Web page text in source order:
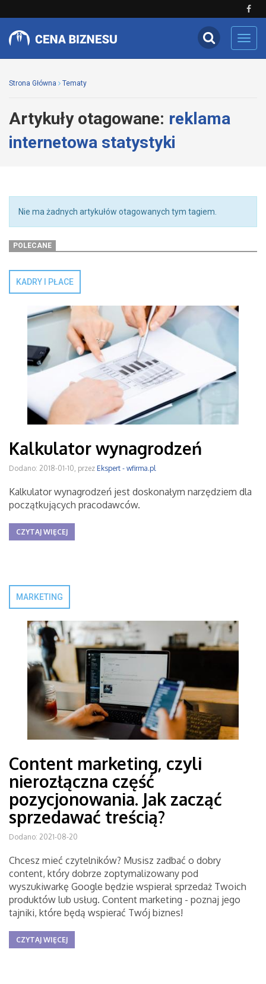
Strona Główna Tematy
Artykuły otagowane: reklama
internetowa statystyki
Nie ma żadnych artykułów otagowanych tym tagiem.
POLECANE
KADRY I PŁACE
Kalkulator wynagrodzeń
Dodano: 2018-01-10, przez Ekspert - wfirma.pl
Kalkulator wynagrodzeń jest doskonałym narzędziem dla
początkujących pracodawców.
CZYTAJ WIĘCEJ
MARKETING
Content marketing, czyli
nierozłączna część
pozycjonowania. Jak zacząć
sprzedawać treścią?
Dodano: 2021-08-20
Chcesz mieć czytelników? Musisz zadbać o dobry
content, który dobrze zoptymalizowany pod
wyszukiwarkę Google będzie wspierał sprzedaż Twoich
produktów lub usług. Content marketing - poznaj jego
tajniki, które będą wspierać Twój biznes!
CZYTAJ WIĘCEJ